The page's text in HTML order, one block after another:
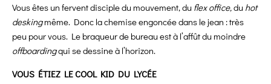
Vous êtes un fervent disciple du mouvement, du flex office,du hot
deskingmême. Donc la chemise engoncée dans le jean : très
peu pour vous. Le braqueur de bureau est à l’affût du moindre
offboardingqui se dessine à l’horizon.
VOUS ÉTIEZ LE COOL KID DU LYCÉE